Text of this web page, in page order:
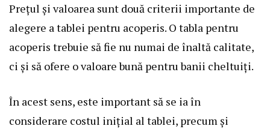
Prețul și valoarea sunt două criterii importante de
alegere a tablei pentru acoperis. O tabla pentru
acoperis trebuie să fie nu numai de înaltă calitate,
ci și să ofere o valoare bună pentru banii cheltuiți.
În acest sens, este important să se ia în
considerare costul inițial al tablei, precum și